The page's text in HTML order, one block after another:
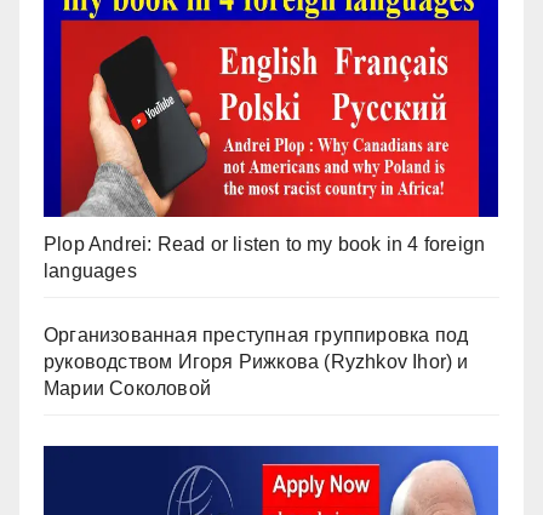
Plop Andrei: Read or listen to my book in 4 foreign
languages
Организованная преступная группировка под
руководством Игоря Рижкова (Ryzhkov Ihor) и
Марии Соколовой